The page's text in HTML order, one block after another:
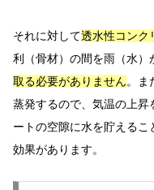
それに対して透水性コンク
利（骨材）の間を雨（水）
取る必要がありません。ま
蒸発するので、気温の上昇
ートの空隙に水を貯える
効果があります。